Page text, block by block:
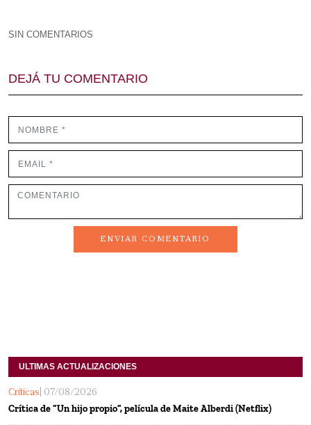
SIN COMENTARIOS
DEJÁ TU COMENTARIO
ENVIAR COMENTARIO
ULTIMAS ACTUALIZACIONES
Críticas | 07/08/2026
Crítica de “Un hijo propio”, película de Maite Alberdi (Netflix)